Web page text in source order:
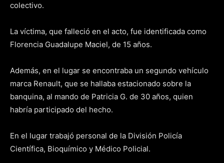
colectivo.
La víctima, que falleció en el acto, fue identificada como
Florencia Guadalupe Maciel, de 15 años.
Además, en el lugar se encontraba un segundo vehículo
marca Renault, que se hallaba estacionado sobre la
banquina, al mando de Patricia G. de 30 años, quien
habría participado del hecho.
En el lugar trabajó personal de la División Policía
Científica, Bioquímico y Médico Policial.